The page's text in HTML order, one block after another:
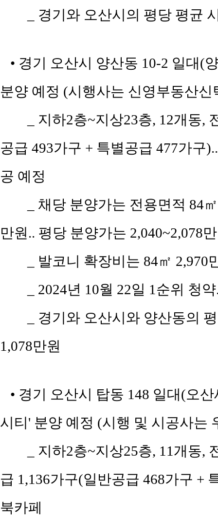
_ 경기와 오산시의 평당 평균
• 경기 오산시 양산동 10-2 일대(
분양 예정 (시행사는 신영부동산
_ 지하2층~지상23층, 12개동
공급 493가구 + 특별공급 477가구
공 예정
_ 채당 분양가는 전용면적 84
만원.. 평당 분양가는 2,040~2,078
_ 발코니 확장비는 84㎡ 2,970
_ 2024년 10월 22일 1순위 청
_ 경기와 오산시와 양산동의
1,078만원
• 경기 오산시 탑동 148 일대(오
시티' 분양 예정 (시행 및 시공사는
_ 지하2층~지상25층, 11개동,
급 1,136가구(일반공급 468가구 +
북카페